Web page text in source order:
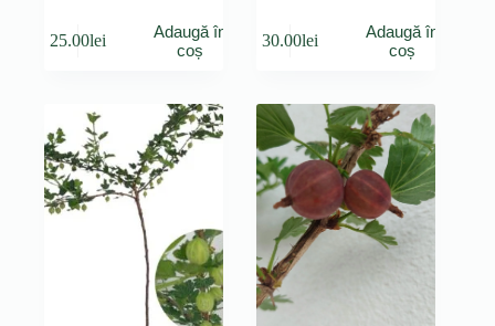
25.00lei
Adaugă în
coș
30.00lei
Adaugă în
coș